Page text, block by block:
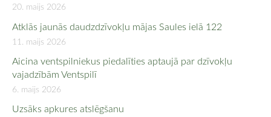
20. maijs 2026
Atklās jaunās daudzdzīvokļu mājas Saules ielā 122
11. maijs 2026
Aicina ventspilniekus piedalīties aptaujā par dzīvokļu
vajadzībām Ventspilī
6. maijs 2026
Uzsāks apkures atslēgšanu